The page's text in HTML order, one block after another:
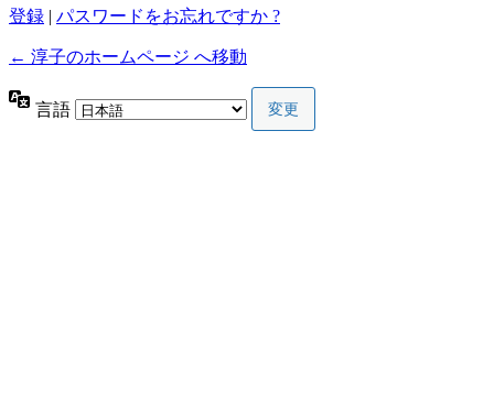
登録 | パスワードをお忘れですか ?
← 淳子のホームページ へ移動
言語